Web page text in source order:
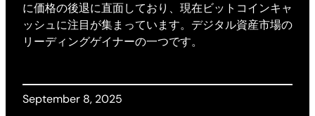
に価格の後退に直面しており、現在ビットコインキャ
ッシュに注目が集まっています。デジタル資産市場の
リーディングゲイナーの一つです。
September 8, 2025